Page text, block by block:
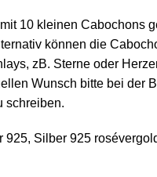
10 kleinen Cabochons
können die
zB. Sterne oder
Wunsch bitte bei der
schreiben.
925, Silber 925